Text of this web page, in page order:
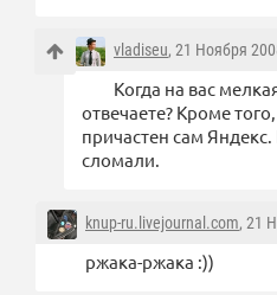
vladiseu, 21 Ноября
Когда на вас
отвечаете? Кроме
причастен сам
сломали.
knup-ru.livejournal.com, 21
ржака-ржака :))